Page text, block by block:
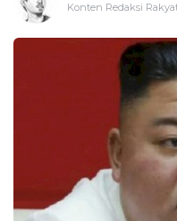
Konten Redaksi